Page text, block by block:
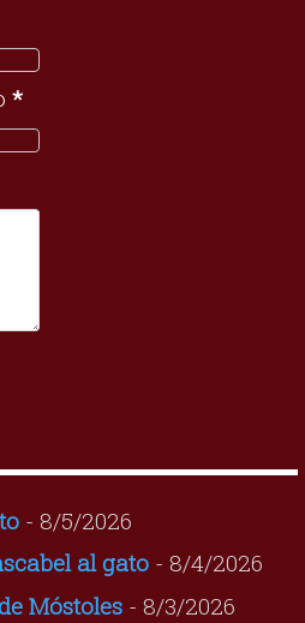
*
- 8/5/2026
al gato- 8/4/2026
Móstoles- 8/3/2026